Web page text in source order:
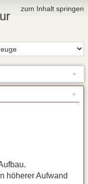
zum Inhalt springen
höherer Aufwand